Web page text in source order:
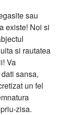
sau
existe! Noi si
si rautatea
Va
sansa,
un fel
zisa.